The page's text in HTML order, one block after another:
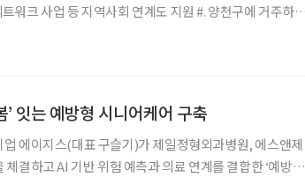
등 지역사회 연계도 지원 #. 양천구에 거주하는
잇는 예방형 시니어케어 구축
에이지스(대표 구슬기)가 제일정형외과병원, 에스앤제
결하고 AI 기반 위험 예측과 의료 연계를 결합한 ‘예방형